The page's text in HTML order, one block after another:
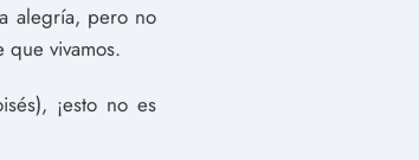
alegría, pero no
que vivamos.
¡esto no es